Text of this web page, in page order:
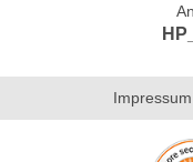
Impressum